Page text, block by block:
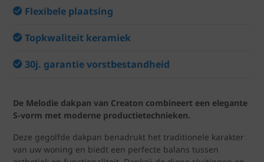
Flexibele plaatsing
Topkwaliteit keramiek
30j. garantie vorstbestandheid
De Melodie dakpan van Creaton combineert een elegante
S-vorm met moderne productietechnieken.
Deze gegolfde dakpan benadrukt het traditionele karakter
van uw woning en biedt een perfecte balans tussen